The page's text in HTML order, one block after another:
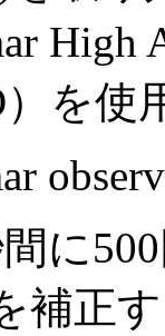
High
）を使
に
補正